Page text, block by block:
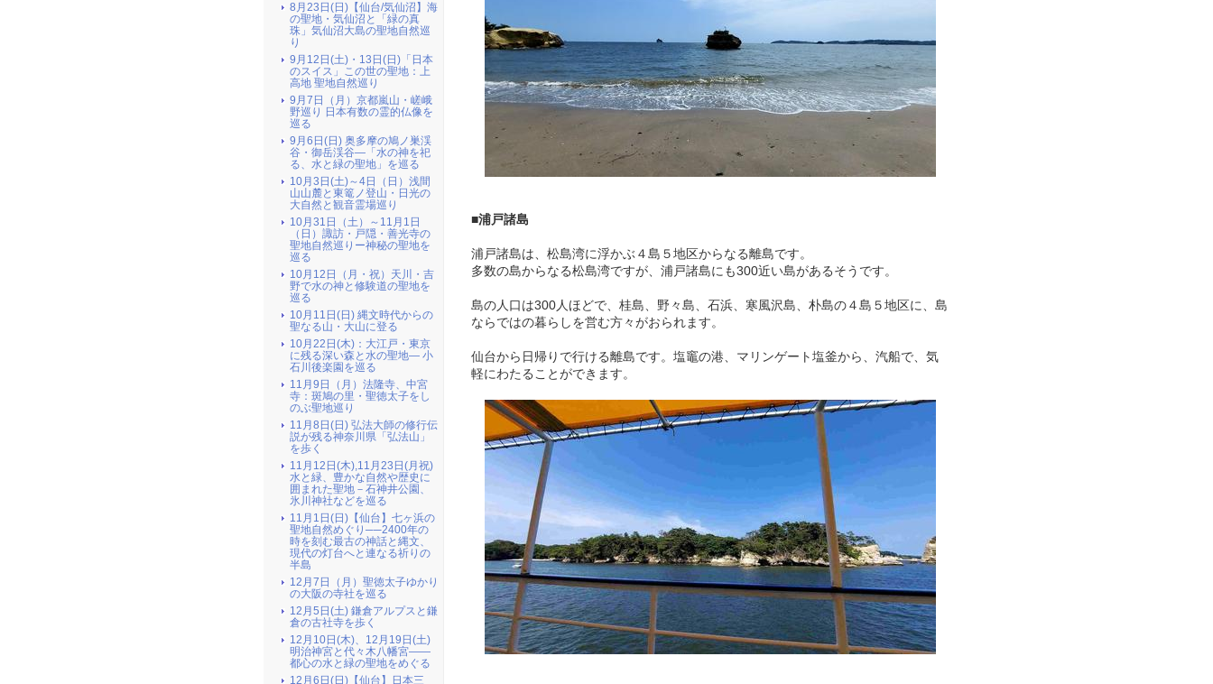
■浦戸諸島
浦戸諸島は、松島湾に浮かぶ４島５地区からなる離島です。
多数の島からなる松島湾ですが、浦戸諸島にも300近い島があるそうです。
島の人口は300人ほどで、桂島、野々島、石浜、寒風沢島、朴島の４島５地区に、島
ならではの暮らしを営む方々がおられます。
仙台から日帰りで行ける離島です。塩竈の港、マリンゲート塩釜から、汽船で、気
軽にわたることができます。
8月23日(日)【仙台/気仙沼】海
の聖地・気仙沼と「緑の真
珠」気仙沼大島の聖地自然巡
り
9月12日(土)・13日(日)「日本
のスイス」この世の聖地：上
高地 聖地自然巡り
9月7日（月）京都嵐山・嵯峨
野巡り 日本有数の霊的仏像を
巡る
9月6日(日) 奥多摩の鳩ノ巣渓
谷・御岳渓谷―「水の神を祀
る、水と緑の聖地」を巡る
10月3日(土)～4日（日）浅間
山山麓と東篭ノ登山・日光の
大自然と観音霊場巡り
10月31日（土）～11月1日
（日）諏訪・戸隠・善光寺の
聖地自然巡りー神秘の聖地を
巡る
10月12日（月・祝）天川・吉
野で水の神と修験道の聖地を
巡る
10月11日(日) 縄文時代からの
聖なる山・大山に登る
10月22日(木)：大江戸・東京
に残る深い森と水の聖地― 小
石川後楽園を巡る
11月9日（月）法隆寺、中宮
寺：斑鳩の里・聖徳太子をし
のぶ聖地巡り
11月8日(日) 弘法大師の修行伝
説が残る神奈川県「弘法山」
を歩く
11月12日(木),11月23日(月祝)
水と緑、豊かな自然や歴史に
囲まれた聖地－石神井公園、
氷川神社などを巡る
11月1日(日)【仙台】七ヶ浜の
聖地自然めぐり──2400年の
時を刻む最古の神話と縄文、
現代の灯台へと連なる祈りの
半島
12月7日（月）聖徳太子ゆかり
の大阪の寺社を巡る
12月5日(土) 鎌倉アルプスと鎌
倉の古社寺を歩く
12月10日(木)、12月19日(土)
明治神宮と代々木八幡宮――
都心の水と緑の聖地をめぐる
12月6日(日)【仙台】日本三